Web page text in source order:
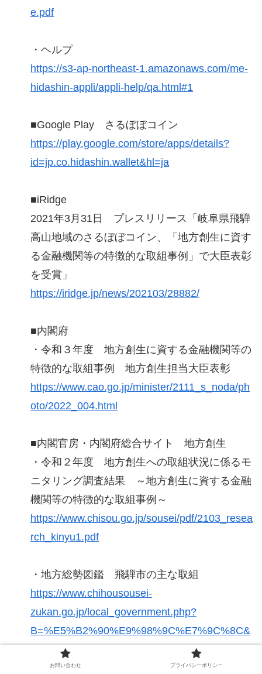
e.pdf
・ヘルプ
https://s3-ap-northeast-1.amazonaws.com/me-
hidashin-appli/appli-help/qa.html#1
■Google Play さるぼぼコイン
https://play.google.com/store/apps/details?
id=jp.co.hidashin.wallet&hl=ja
■iRidge
2021年3月31日 プレスリリース「岐阜県飛騨
高山地域のさるぼぼコイン、「地方創生に資す
る金融機関等の特徴的な取組事例」で大臣表彰
を受賞」
https://iridge.jp/news/202103/28882/
■内閣府
・令和３年度 地方創生に資する金融機関等の
特徴的な取組事例 地方創生担当大臣表彰
https://www.cao.go.jp/minister/2111_s_noda/ph
oto/2022_004.html
■内閣官房・内閣府総合サイト 地方創生
・令和２年度 地方創生への取組状況に係るモ
ニタリング調査結果 ～地方創生に資する金融
機関等の特徴的な取組事例～
https://www.chisou.go.jp/sousei/pdf/2103_resea
rch_kinyu1.pdf
・地方総勢図鑑 飛騨市の主な取組
https://www.chihousousei-
zukan.go.jp/local_government.php?
B=%E5%B2%90%E9%98%9C%E7%9C%8C&
C=%E9%A3%9B%E9%A8%A8%E5%B8%82&
G=%E9%A3%9B%E9%A8%A8%E5%B8%82
お問い合わせ プライバシーポリシー